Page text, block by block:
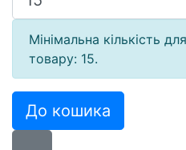
Мінімальна кількість
товару: 15.
До кошика